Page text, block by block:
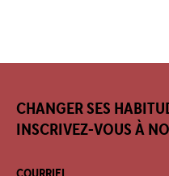
CHANGER SES
INSCRIVEZ-VOUS À